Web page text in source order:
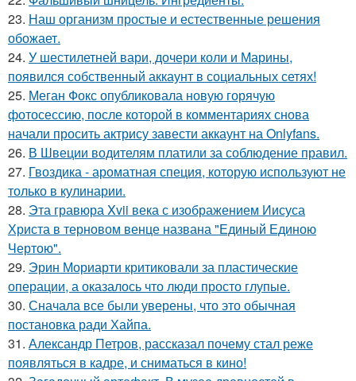
23. Наш организм простые и естественные решения
обожает.
24. У шестилетней вари, дочери коли и Марины,
появился собственный аккаунт в социальных сетях!
25. Меган Фокс опубликовала новую горячую
фотосессию, после которой в комментариях снова
начали просить актрису завести аккаунт на Onlyfans.
26. В Швеции водителям платили за соблюдение правил.
27. Гвоздика - ароматная специя, которую используют не
только в кулинарии.
28. Эта гравюра Xvii века с изображением Иисуса
Христа в терновом венце названа "Единый Единою
Чертою".
29. Эрин Мориарти критиковали за пластические
операции, а оказалось что люди просто глупые.
30. Сначала все были уверены, что это обычная
постановка ради Хайпа.
31. Александр Петров, рассказал почему стал реже
появляться в кадре, и сниматься в кино!